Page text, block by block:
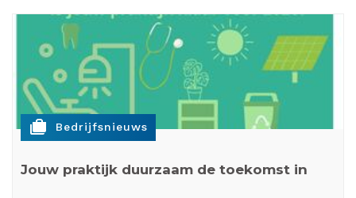
cases Bedrijfsnieuws
Jouw praktijk duurzaam de toekomst in